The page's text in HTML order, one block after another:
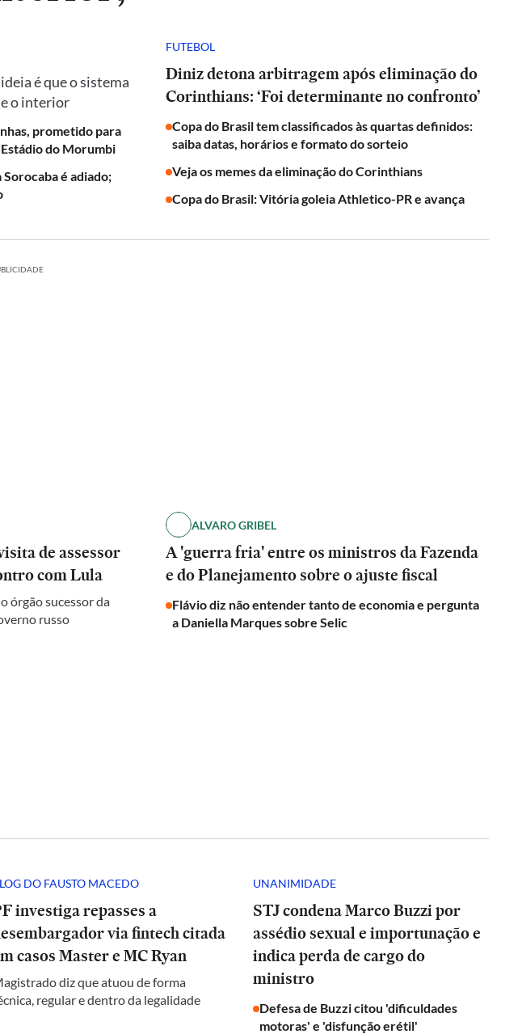
é que o sistema
o interior
prometido para
do Morumbi
é adiado;
FUTEBOL
Diniz detona arbitragem após eliminação do
Corinthians: ‘Foi determinante no confronto’
Copa do Brasil tem classificados às quartas definidos:
saiba datas, horários e formato do sorteio
Veja os memes da eliminação do Corinthians
Copa do Brasil: Vitória goleia Athletico-PR e avança
de assessor
com Lula
órgão sucessor da
russo
ALVARO GRIBEL
A 'guerra fria' entre os ministros da Fazenda
e do Planejamento sobre o ajuste fiscal
Flávio diz não entender tanto de economia e pergunta
a Daniella Marques sobre Selic
DO FAUSTO MACEDO
investiga repasses a
via fintech citada
casos Master e MC Ryan
diz que atuou de forma
regular e dentro da legalidade
UNANIMIDADE
STJ condena Marco Buzzi por
assédio sexual e importunação e
indica perda de cargo do
ministro
Defesa de Buzzi citou 'dificuldades
motoras' e 'disfunção erétil'